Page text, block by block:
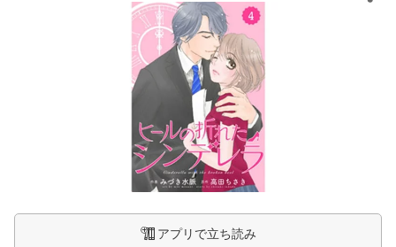
アプリで立ち読み